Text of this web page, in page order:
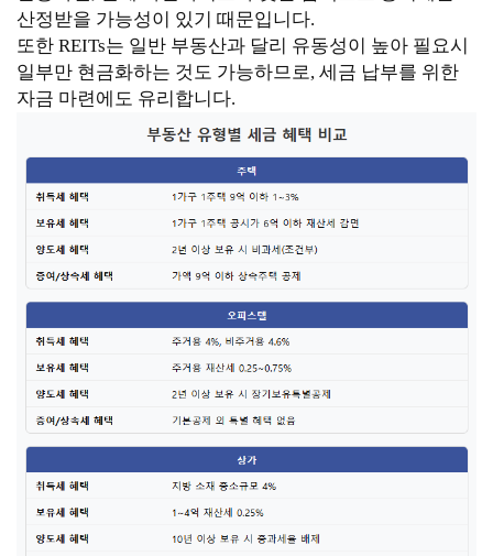
산정받을 가능성이 있기 때문입니다.
또한 REITs는 일반 부동산과 달리 유동성이 높아 필요시
일부만 현금화하는 것도 가능하므로, 세금 납부를 위한
자금 마련에도 유리합니다.